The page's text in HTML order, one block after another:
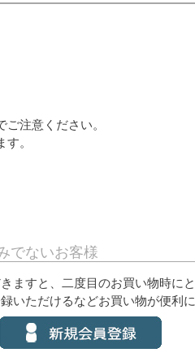
注意ください。
。
でないお客様
ますと、二度目のお買い物時にと
いただけるなどお買い物が便利に